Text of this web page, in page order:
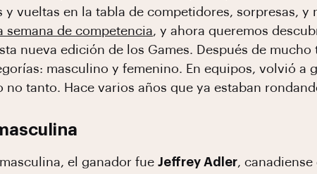
y vueltas en la tabla de competidores, sorpresas,
semana de competencia, y ahora queremos
nueva edición de los Games. Después de
masculino y femenino. En equipos, volvió a
no tanto. Hace varios años que ya estaban
el ganador fue Jeffrey Adler,